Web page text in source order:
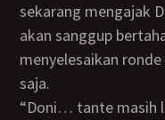
sekarang mengajak
akan sanggup
menyelesaikan
saja.
“Doni… tante masih lemes… sabar sayang…